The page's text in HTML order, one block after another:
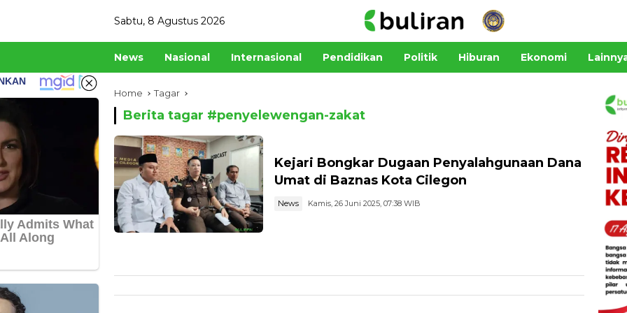
Sabtu, 8 Agustus 2026
News Nasional Internasional Pendidikan Politik Hiburan Ekonomi
Home Tagar
Berita tagar #penyelewengan-zakat
Kejari Bongkar Dugaan Penyalahgunaan Dana
Umat di Baznas Kota Cilegon
News Kamis, 26 Juni 2025, 07:38 WIB